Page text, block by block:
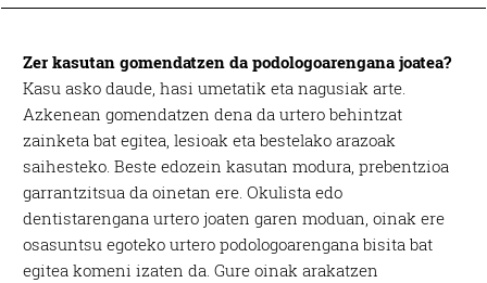
Zer kasutan gomendatzen da podologoarengana joatea?
Kasu asko daude, hasi umetatik eta nagusiak arte.
Azkenean gomendatzen dena da urtero behintzat
zainketa bat egitea, lesioak eta bestelako arazoak
saihesteko. Beste edozein kasutan modura, prebentzioa
garrantzitsua da oinetan ere. Okulista edo
dentistarengana urtero joaten garen moduan, oinak ere
osasuntsu egoteko urtero podologoarengana bisita bat
egitea komeni izaten da. Gure oinak arakatzen